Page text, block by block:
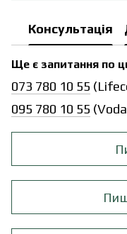
Консультація
Ще є запитання по
073 780 10 55
095 780 10 55